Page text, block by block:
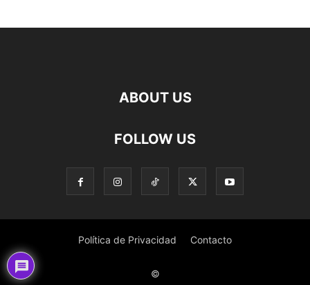
ABOUT US
FOLLOW US
Política de Privacidad Contacto
©